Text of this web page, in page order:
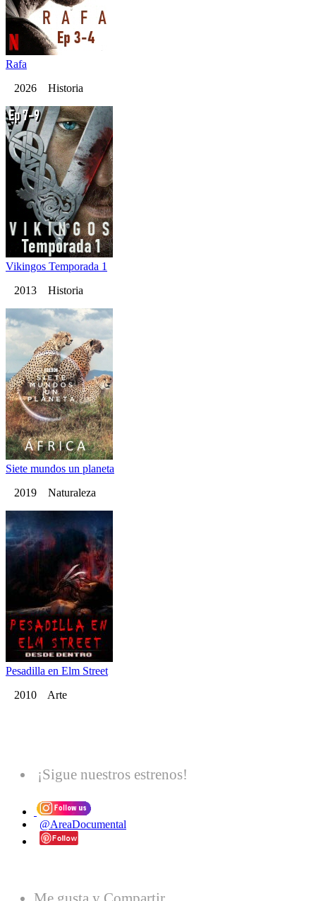
Rafa
2026 Historia
Vikingos Temporada 1
2013 Historia
Siete mundos un planeta
2019 Naturaleza
Pesadilla en Elm Street
2010 Arte
¡Sigue nuestros estrenos!
@AreaDocumental